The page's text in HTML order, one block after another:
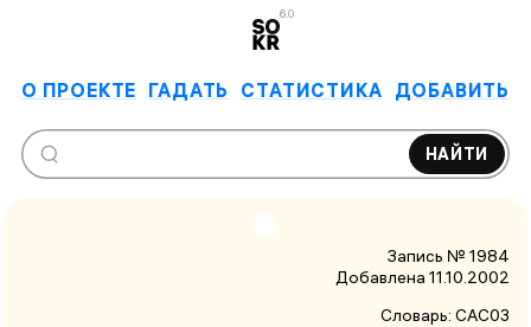
6.0
О ПРОЕКТЕ ГАДАТЬ СТАТИСТИКА ДОБАВИТЬ
НАЙТИ
Запись № 1984
Добавлена 11.10.2002
Словарь: САС03